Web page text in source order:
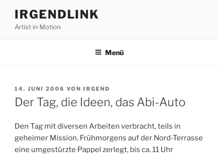
Inhalt
springen
IRGENDLINK
Artist in Motion
Menü
VERÖFFENTLICHT
AM
14. JUNI 2006 VON IRGEND
Der Tag, die Ideen, das Abi-Auto
Den Tag mit diversen Arbeiten verbracht, teils in
geheimer Mission. Frühmorgens auf der Nord-Terrasse
eine umgestürzte Pappel zerlegt, bis ca. 11 Uhr